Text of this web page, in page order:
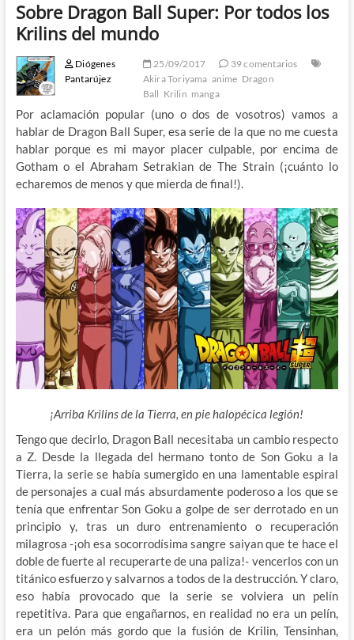
Sobre Dragon Ball Super: Por todos los
Krilins del mundo
Diógenes
Pantarújez
25/09/2017
39 comentarios
Akira Toriyama anime Dragon
Ball Krilin manga
Por aclamación popular (uno o dos de vosotros) vamos a
hablar de Dragon Ball Super, esa serie de la que no me cuesta
hablar porque es mi mayor placer culpable, por encima de
Gotham o el Abraham Setrakian de The Strain (¡cuánto lo
echaremos de menos y que mierda de final!).
¡Arriba Krilins de la Tierra, en pie halopécica legión!
Tengo que decirlo, Dragon Ball necesitaba un cambio respecto
a Z. Desde la llegada del hermano tonto de Son Goku a la
Tierra, la serie se había sumergido en una lamentable espiral
de personajes a cual más absurdamente poderoso a los que se
tenía que enfrentar Son Goku a golpe de ser derrotado en un
principio y, tras un duro entrenamiento o recuperación
milagrosa -¡oh esa socorrodísima sangre saiyan que te hace el
doble de fuerte al recuperarte de una paliza!- vencerlos con un
titánico esfuerzo y salvarnos a todos de la destrucción. Y claro,
eso había provocado que la serie se volviera un pelín
repetitiva. Para que engañarnos, en realidad no era un pelín,
era un pelón más gordo que la fusión de Krilin, Tensinhan,